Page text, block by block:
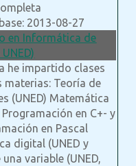
2013-08-27
en Informática de
he impartido clases
materias: Teoría de
(UNED) Matemática
en C+- y
en Pascal
digital (UNED y
variable (UNED,